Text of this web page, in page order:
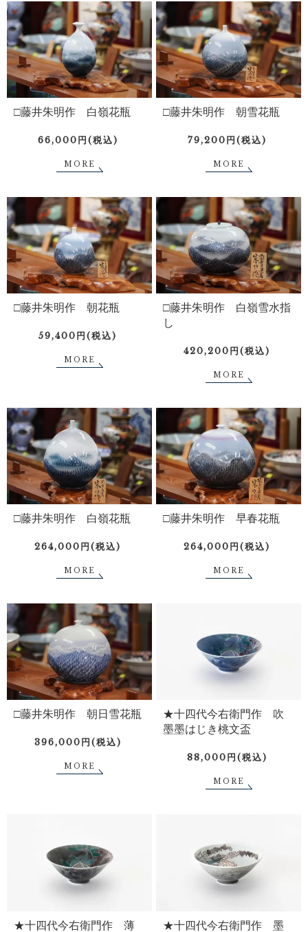
□藤井朱明作 白嶺花瓶
66,000円(税込)
MORE
□藤井朱明作 朝雪花瓶
79,200円(税込)
MORE
□藤井朱明作 朝花瓶
59,400円(税込)
MORE
□藤井朱明作 白嶺雪水指
し
420,200円(税込)
MORE
□藤井朱明作 白嶺花瓶
264,000円(税込)
MORE
□藤井朱明作 早春花瓶
264,000円(税込)
MORE
□藤井朱明作 朝日雪花瓶
396,000円(税込)
MORE
★十四代今右衛門作 吹
墨墨はじき桃文盃
88,000円(税込)
MORE
★十四代今右衛門作 薄
★十四代今右衛門作 墨